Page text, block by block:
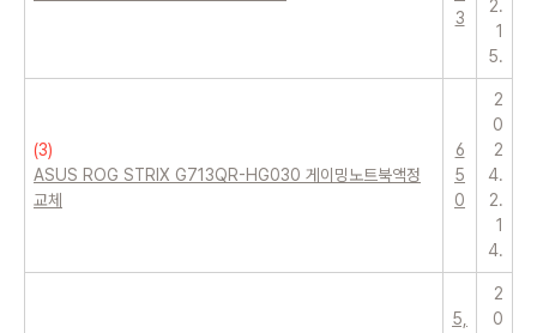
3
2.
1
5.
(3)
ASUS ROG STRIX G713QR-HG030 게이밍노트북액정
교체
6
5
0
2
0
2
4.
2.
1
4.
5,
2
0